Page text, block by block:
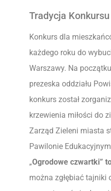
Tradycja Konkursu
Konkurs dla
każdego roku do
Warszawy. Na
prezeska oddziału
konkurs został
krzewienia miłości do
Zarząd Zieleni miasta
Pawilonie
„Ogrodowe czwartki”
można zgłębiać tajniki